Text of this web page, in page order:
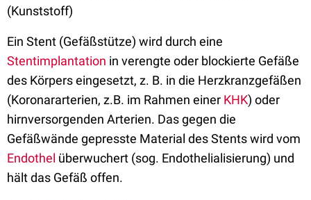
(Kunststoff)
Ein Stent (Gefäßstütze) wird durch eine
Stentimplantation in verengte oder blockierte Gefäße
des Körpers eingesetzt, z. B. in die Herzkranzgefäßen
(Koronararterien, z.B. im Rahmen einer KHK) oder
hirnversorgenden Arterien. Das gegen die
Gefäßwände gepresste Material des Stents wird vom
Endothel überwuchert (sog. Endothelialisierung) und
hält das Gefäß offen.